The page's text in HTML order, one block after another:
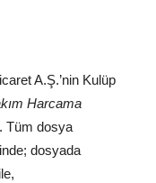
A.Ş.’nin Kulüp
Harcama
Tüm dosya
dosyada